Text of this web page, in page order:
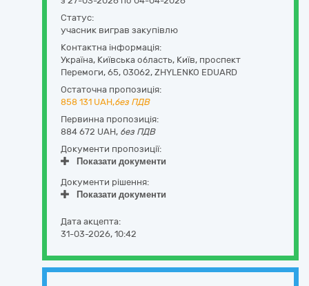
Статус:
учасник виграв закупівлю
Контактна інформація:
Україна, Київська область, Київ, проспект
Перемоги, 65, 03062, ZHYLENKO EDUARD
Остаточна пропозиція:
858 131 UAH,без ПДВ
Первинна пропозиція:
884 672 UAH, без ПДВ
Документи пропозиції:
Показати документи
Документи рішення:
Показати документи
Дата акцепта:
31-03-2026, 10:42